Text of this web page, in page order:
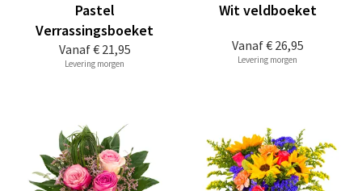
Vanaf€ 21,95
Pastel
Verrassingsboeket
Levering morgen
Vanaf€ 26,95
Wit veldboeket
Levering morgen